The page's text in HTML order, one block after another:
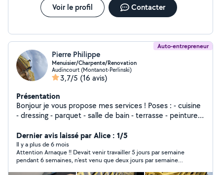
Voir le profil Contacter
Auto-entrepreneur
Pierre Philippe
Menuisier/Charpente/Renovation
Audincourt (Montanot-Perlinski)
3,7/5 (16 avis)
Présentation
Bonjour je vous propose mes services ! Poses : - cuisine
- dressing - parquet - salle de bain - terrasse - peinture -
type d'entretien d'espace vert Pour toute demande de
projet contactez-moi Je me déplace tout secteur Pierre
Philippe
Dernier avis laissé par Alice : 1/5
Il y a plus de 6 mois
Attention Arnaque !! Devait venir travailler 5 jours par semaine
pendant 6 semaines, n'est venu que deux jours par semaine